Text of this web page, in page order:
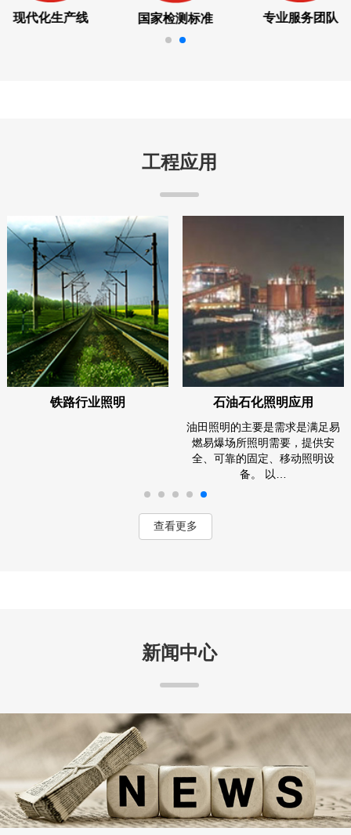
现代化生产线 国家检测标准 专业服务团队
工程应用
铁路行业照明 石油石化照明应用
油田照明的主要是需求是满足易
燃易爆场所照明需要，提供安
全、可靠的固定、移动照明设
备。 以…
查看更多
新闻中心